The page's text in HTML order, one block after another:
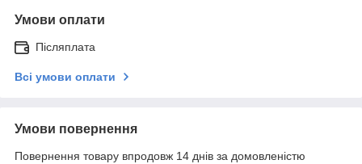
Умови оплати
Післяплата
Всі умови оплати
Умови повернення
Повернення товару впродовж 14 днів за домовленістю